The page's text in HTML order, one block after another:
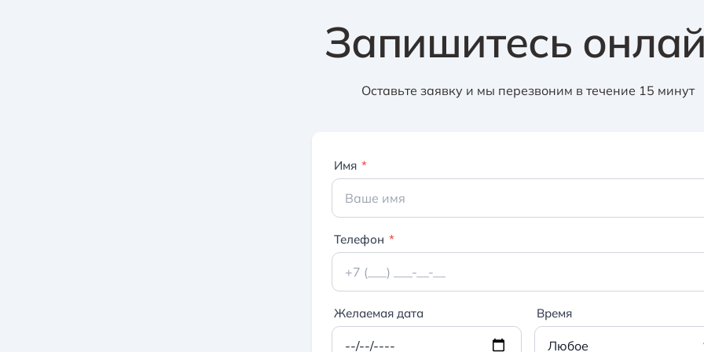
Запишитесь
Оставьте заявку и мы перезвоним в течение 15 минут
Имя *
Телефон *
Желаемая дата Время